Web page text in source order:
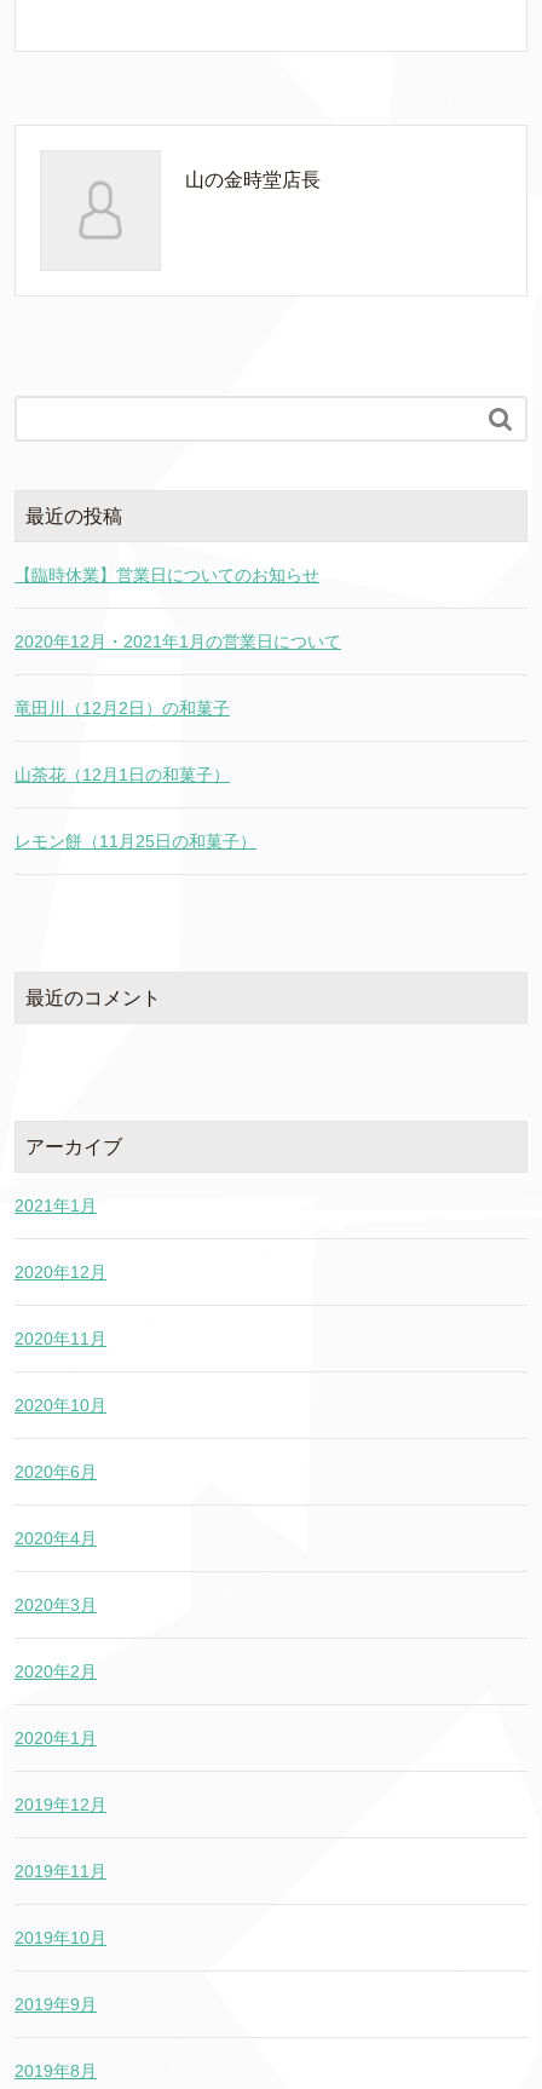
山の金時堂店長

最近の投稿
【臨時休業】営業日についてのお知らせ
2020年12月・2021年1月の営業日について
竜田川（12月2日）の和菓子
山茶花（12月1日の和菓子）
レモン餅（11月25日の和菓子）
最近のコメント
アーカイブ
2021年1月
2020年12月
2020年11月
2020年10月
2020年6月
2020年4月
2020年3月
2020年2月
2020年1月
2019年12月
2019年11月
2019年10月
2019年9月
2019年8月